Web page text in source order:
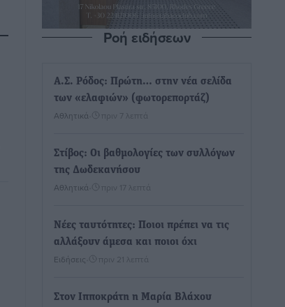
Ροή ειδήσεων
Α.Σ. Ρόδος: Πρώτη… στην νέα σελίδα
των «ελαφιών» (φωτορεπορτάζ)
Αθλητικά πριν 7 λεπτά
Στίβος: Οι βαθμολογίες των συλλόγων
της Δωδεκανήσου
Αθλητικά πριν 17 λεπτά
Νέες ταυτότητες: Ποιοι πρέπει να τις
αλλάξουν άμεσα και ποιοι όχι
Ειδήσεις πριν 21 λεπτά
Στον Ιπποκράτη η Μαρία Βλάχου